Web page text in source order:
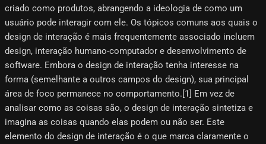
criado como produtos, abrangendo a ideologia de como um
usuário pode interagir com ele. Os tópicos comuns aos quais o
design de interação é mais frequentemente associado incluem
design, interação humano-computador e desenvolvimento de
software. Embora o design de interação tenha interesse na
forma (semelhante a outros campos do design), sua principal
área de foco permanece no comportamento.[1] Em vez de
analisar como as coisas são, o design de interação sintetiza e
imagina as coisas quando elas podem ou não ser. Este
elemento do design de interação é o que marca claramente o